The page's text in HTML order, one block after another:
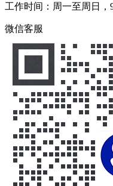
工作时间：周一至周日，
微信客服